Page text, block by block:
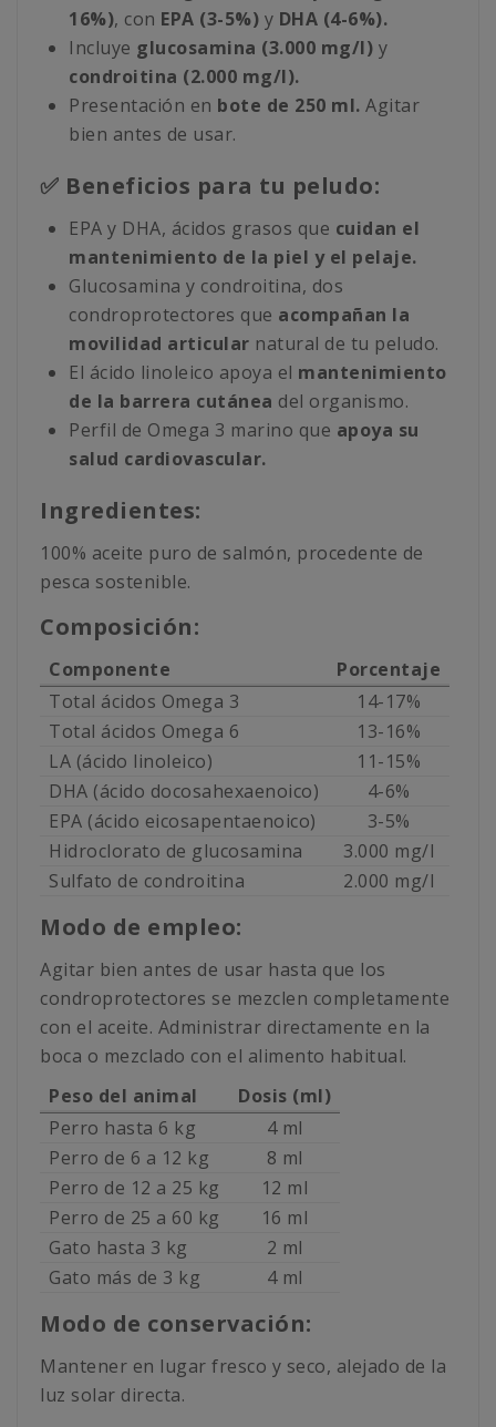
16%), con EPA (3-5%) y DHA (4-6%).
Incluye glucosamina (3.000 mg/l) y
condroitina (2.000 mg/l).
Presentación en bote de 250 ml. Agitar
bien antes de usar.
✅ Beneficios para tu peludo:
EPA y DHA, ácidos grasos que cuidan el
mantenimiento de la piel y el pelaje.
Glucosamina y condroitina, dos
condroprotectores que acompañan la
movilidad articular natural de tu peludo.
El ácido linoleico apoya el mantenimiento
de la barrera cutánea del organismo.
Perfil de Omega 3 marino que apoya su
salud cardiovascular.
Ingredientes:
100% aceite puro de salmón, procedente de
pesca sostenible.
Composición:
Componente
Porcentaje
Total ácidos Omega 3
14-17%
Total ácidos Omega 6
13-16%
LA (ácido linoleico)
11-15%
DHA (ácido docosahexaenoico)
4-6%
EPA (ácido eicosapentaenoico)
3-5%
Hidroclorato de glucosamina
3.000 mg/l
Sulfato de condroitina
2.000 mg/l
Modo de empleo:
Agitar bien antes de usar hasta que los
condroprotectores se mezclen completamente
con el aceite. Administrar directamente en la
boca o mezclado con el alimento habitual.
Peso del animal
Dosis (ml)
Perro hasta 6 kg
4 ml
Perro de 6 a 12 kg
8 ml
Perro de 12 a 25 kg
12 ml
Perro de 25 a 60 kg
16 ml
Gato hasta 3 kg
2 ml
Gato más de 3 kg
4 ml
Modo de conservación:
Mantener en lugar fresco y seco, alejado de la
luz solar directa.